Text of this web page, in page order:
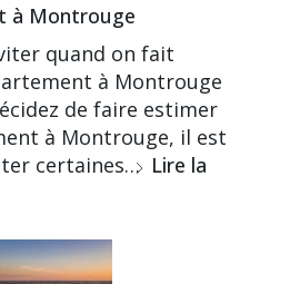
à Montrouge
quand on fait
à Montrouge
de faire estimer
à Montrouge, il est
certaines… Lire la